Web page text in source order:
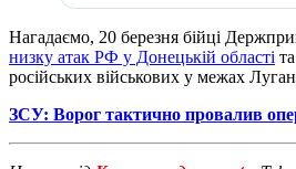
Нагадаємо, 20 березня бійці
низку атак РФ у Донецькій області
російських військових у межах
ЗСУ: Ворог тактично провалив